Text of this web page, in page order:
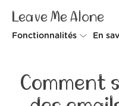
Leave Me Alone
Fonctionnalités En
Comment